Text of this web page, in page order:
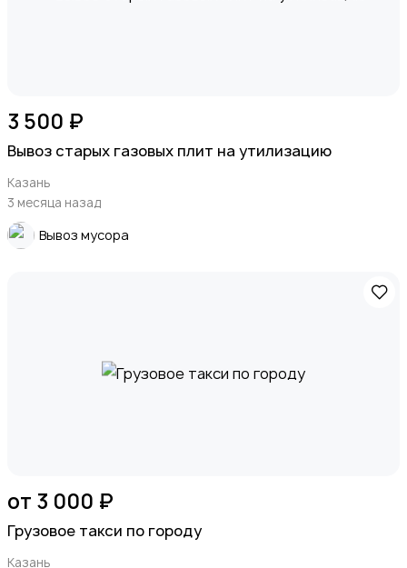
3 500 ₽
Вывоз старых газовых плит на утилизацию
Казань
3 месяца назад
Вывоз мусора
от 3 000 ₽
Грузовое такси по городу
Казань